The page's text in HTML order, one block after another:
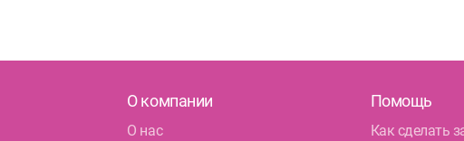
О компании
О нас
Помощь
Как сделать